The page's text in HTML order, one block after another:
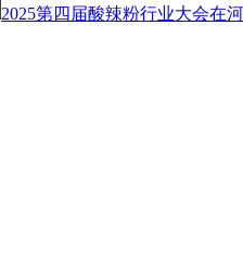
2025第四届酸辣粉行业大会在